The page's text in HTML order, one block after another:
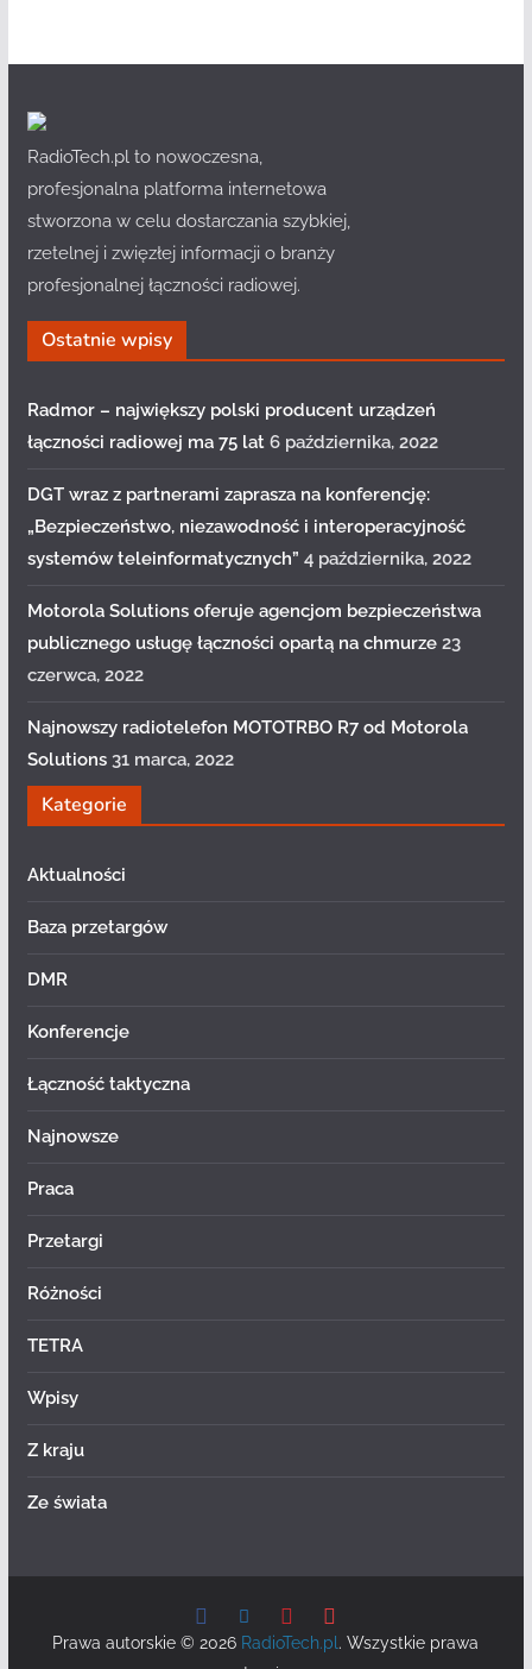
RadioTech.pl to nowoczesna,
profesjonalna platforma internetowa
stworzona w celu dostarczania szybkiej,
rzetelnej i zwięzłej informacji o branży
profesjonalnej łączności radiowej.
Ostatnie wpisy
Radmor – największy polski producent urządzeń
łączności radiowej ma 75 lat 6 października, 2022
DGT wraz z partnerami zaprasza na konferencję:
„Bezpieczeństwo, niezawodność i interoperacyjność
systemów teleinformatycznych” 4 października, 2022
Motorola Solutions oferuje agencjom bezpieczeństwa
publicznego usługę łączności opartą na chmurze 23
czerwca, 2022
Najnowszy radiotelefon MOTOTRBO R7 od Motorola
Solutions 31 marca, 2022
Kategorie
Aktualności
Baza przetargów
DMR
Konferencje
Łączność taktyczna
Najnowsze
Praca
Przetargi
Różności
TETRA
Wpisy
Z kraju
Ze świata
Prawa autorskie © 2026 RadioTech.pl . Wszystkie prawa